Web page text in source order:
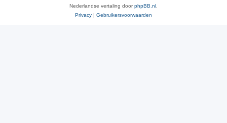
Nederlandse vertaling doorphpBB.nl
Privacy | Gebruikersvoorwaarden